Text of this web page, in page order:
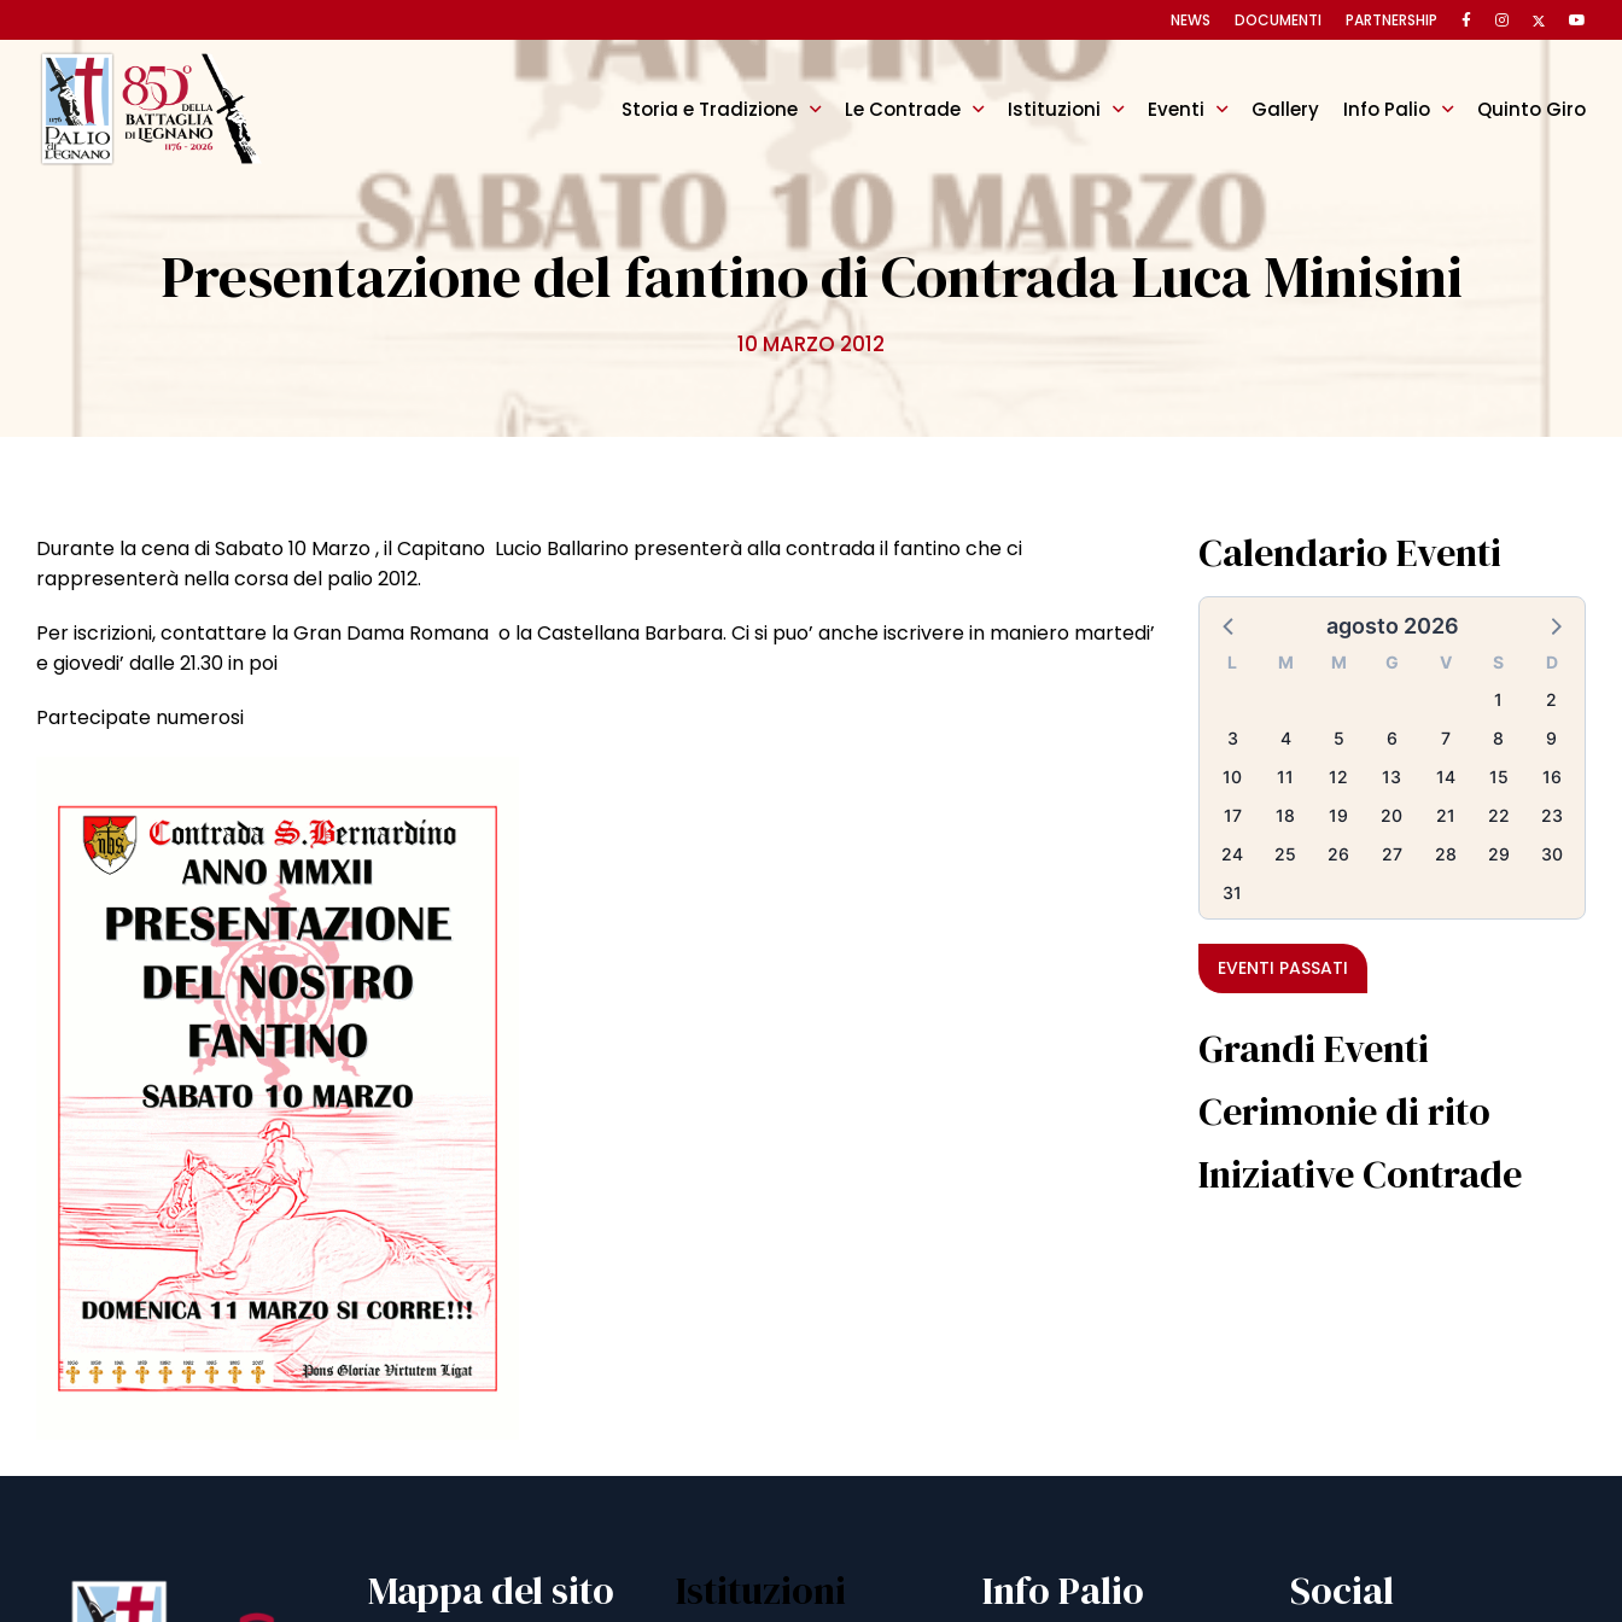
Storia e Tradizione Le Contrade Istituzioni Eventi Gallery Info Palio Quinto Giro
NEWS DOCUMENTI PARTNERSHIP
Presentazione del fantino di Contrada Luca Minisini
10 MARZO 2012
Durante la cena di Sabato 10 Marzo , il Capitano Lucio Ballarino presenterà alla contrada il fantino che ci
rappresenterà nella corsa del palio 2012.
Per iscrizioni, contattare la Gran Dama Romana o la Castellana Barbara. Ci si puo’ anche iscrivere in maniero martedi’
e giovedi’ dalle 21.30 in poi
Partecipate numerosi
Calendario Eventi
agosto 2026
L M M G V S
D
1
2
3
4 5 6 7 8
9
10
11 12 13 14 15
16
17
18 19 20 21 22
23
24
25 26 27 28 29
30
31
EVENTI PASSATI
Grandi Eventi
Cerimonie di rito
Iniziative Contrade
Mappa del sito Istituzioni Info Palio Social